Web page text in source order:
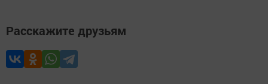
Расскажите друзьям